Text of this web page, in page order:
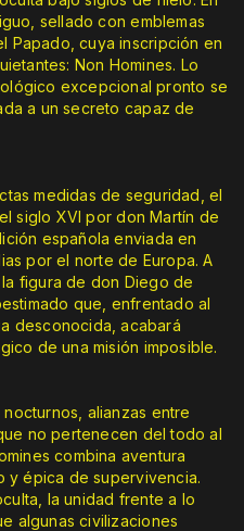
sellado con emblemas
Papado, cuya inscripción en
Non Homines. Lo
excepcional pronto se
a un secreto capaz de
medidas de seguridad, el
siglo XVI por don Martín de
española enviada en
por el norte de Europa. A
figura de don Diego de
que, enfrentado al
desconocida, acabará
de una misión imposible.
alianzas entre
no pertenecen del todo al
combina aventura
y épica de supervivencia.
la unidad frente a lo
algunas civilizaciones